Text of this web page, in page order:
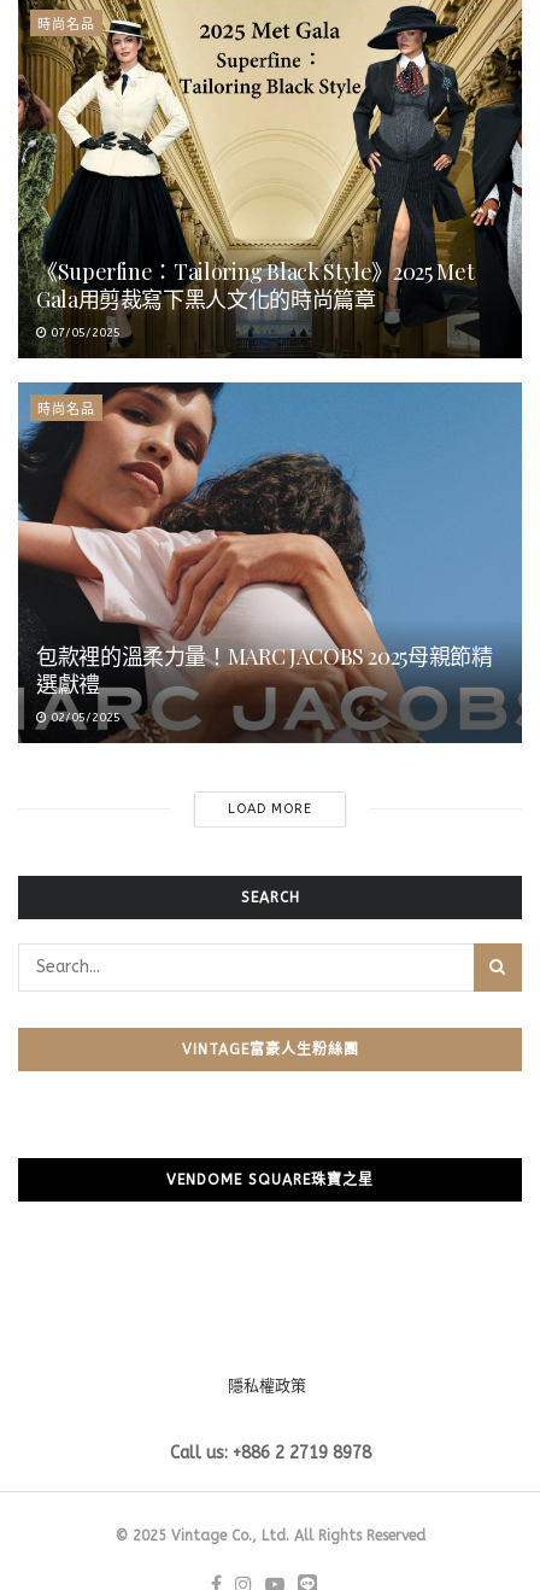
時尚名品
《Superfine：Tailoring Black Style》2025 Met
Gala用剪裁寫下黑人文化的時尚篇章
07/05/2025
時尚名品
包款裡的溫柔力量！MARC JACOBS 2025母親節精
選獻禮
02/05/2025
LOAD MORE
SEARCH
VINTAGE富豪人生粉絲團
VENDOME SQUARE珠寶之星
隱私權政策
Call us: +886 2 2719 8978
© 2025 Vintage Co., Ltd. All Rights Reserved